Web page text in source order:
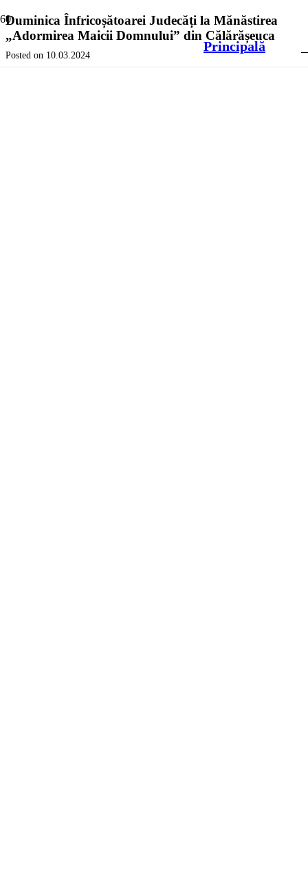
Principală
Duminica Înfricoșătoarei Judecăți la Mănăstirea
„Adormirea Maicii Domnului” din Călărășeuca
Posted on 10.03.2024